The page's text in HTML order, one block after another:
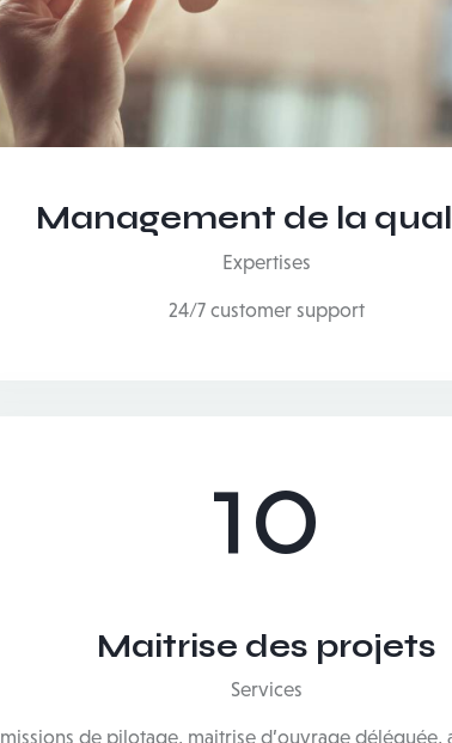
Management de la
Expertises
24/7 customer support
10
Maitrise des projets
Services
missions de pilotage, maitrise d’ouvrage déléguée,